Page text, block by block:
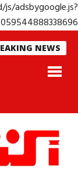
js/
NEWS
جولة الرئيس